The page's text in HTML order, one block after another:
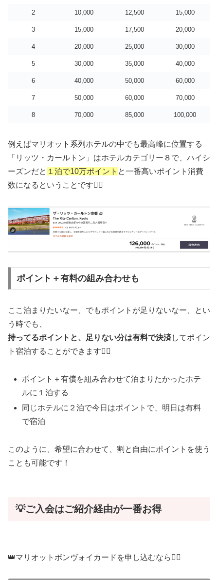
2 10,000 12,500 15,000
3 15,000 17,500 20,000
4 20,000 25,000 30,000
5 30,000 35,000 40,000
6 40,000 50,000 60,000
7 50,000 60,000 70,000
8 70,000 85,000 100,000
例えばマリオット系列ホテルの中でも最高峰に位置する
「リッツ・カールトン」はホテルカテゴリー８で、ハイシ
ーズンだと １泊で10万ポイント と一番高いポイント消費
数になるということです🙋‍♀️
ポイント＋有料の組み合わせも
ここ泊まりたいなー、でもポイントが足りないなー、とい
う時でも、
持ってるポイントと、足りない分は有料で決済してポイン
ト宿泊することができます🙋‍♀️
ポイント＋有償を組み合わせて泊まりたかったホテ
ルに１泊する
同じホテルに２泊で今日はポイントで、明日は有料
で宿泊
このように、希望に合わせて、割と自由にポイントを使う
ことも可能です！
💡ご入会はご紹介経由が一番お得
👑マリオットボンヴォイカードを申し込むなら🙋‍♂️